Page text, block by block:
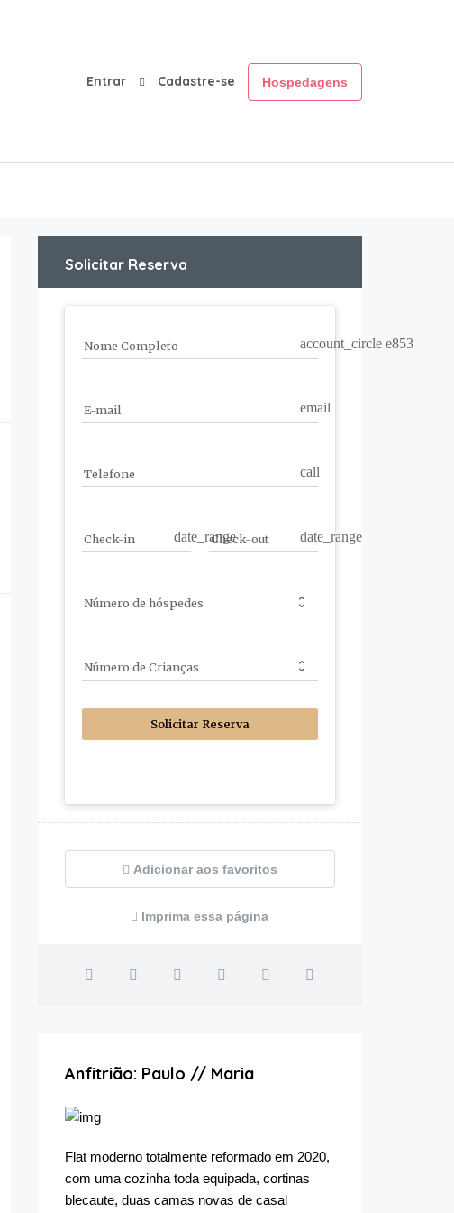
Entrar Cadastre-se Hospedagens
Solicitar Reserva
Nome Completo account_circle e853
E-mail email
Telefone call
Check-in date_rangeCheck-out date_range
Número de hóspedes
Número de Crianças
Solicitar Reserva
Adicionar aos favoritos
Imprima essa página
Anfitrião: Paulo // Maria
Flat moderno totalmente reformado em 2020,
com uma cozinha toda equipada, cortinas
blecaute, duas camas novas de casal